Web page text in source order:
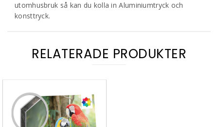
utomhusbruk så kan du kolla in Aluminiumtryck och
konsttryck.
RELATERADE PRODUKTER